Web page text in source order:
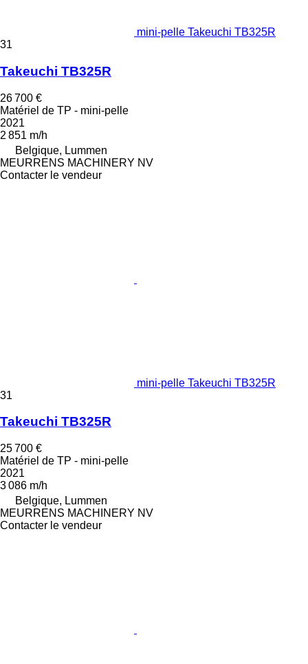
mini-pelle Takeuchi TB325R
31
Takeuchi TB325R
26 700 €
Matériel de TP - mini-pelle
2021
2 851 m/h
Belgique, Lummen
MEURRENS MACHINERY NV
Contacter le vendeur
mini-pelle Takeuchi TB325R
31
Takeuchi TB325R
25 700 €
Matériel de TP - mini-pelle
2021
3 086 m/h
Belgique, Lummen
MEURRENS MACHINERY NV
Contacter le vendeur